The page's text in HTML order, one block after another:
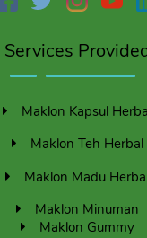
Services
Maklon Kapsul
Maklon Teh Herbal
Maklon Madu
Maklon Minuman
Maklon Gummy